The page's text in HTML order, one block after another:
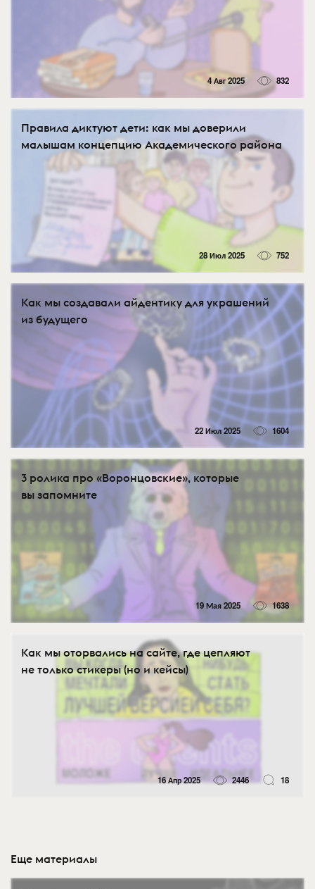
4 Авг 2025 832
Правила диктуют дети: как мы доверили
малышам концепцию Академического района
28 Июл 2025 752
Как мы создавали айдентику для украшений
из будущего
22 Июл 2025 1604
3 ролика про «Воронцовские», которые
вы запомните
19 Мая 2025 1638
Как мы оторвались на сайте, где цепляют
не только стикеры (но и кейсы)
16 Апр 2025 2446 18
Еще материалы